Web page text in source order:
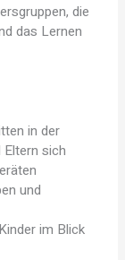
die
das Lernen
in der
Eltern sich
und
im Blick